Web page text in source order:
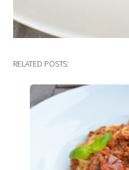
RELATED POSTS: